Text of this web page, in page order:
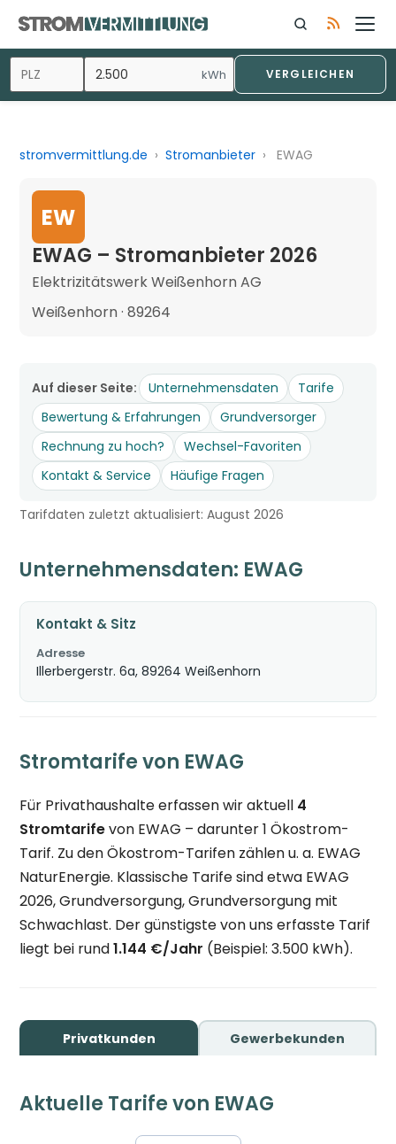
kWh VERGLEICHEN
stromvermittlung.de › Stromanbieter › EWAG
EW
EWAG – Stromanbieter 2026
Elektrizitätswerk Weißenhorn AG
Weißenhorn · 89264
Auf dieser Seite: Unternehmensdaten
Tarife
Bewertung & Erfahrungen
Grundversorger
Rechnung zu hoch?
Wechsel-Favoriten
Kontakt & Service
Häufige Fragen
Tarifdaten zuletzt aktualisiert: August 2026
Unternehmensdaten: EWAG
Kontakt & Sitz
Adresse
Illerbergerstr. 6a, 89264 Weißenhorn
Stromtarife von EWAG
Für Privathaushalte erfassen wir aktuell 4
Stromtarifevon EWAG – darunter 1 Ökostrom-
Tarif. Zu den Ökostrom-Tarifen zählen u. a. EWAG
NaturEnergie. Klassische Tarife sind etwa EWAG
2026, Grundversorgung, Grundversorgung mit
Schwachlast. Der günstigste von uns erfasste Tarif
liegt bei rund1.144 €/Jahr (Beispiel: 3.500 kWh).
Privatkunden Gewerbekunden
Aktuelle Tarife von EWAG